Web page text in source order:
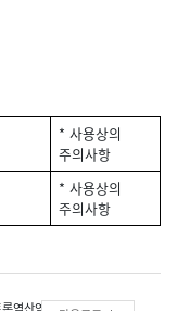
* 사용상의
주의사항
* 사용상의
주의사항